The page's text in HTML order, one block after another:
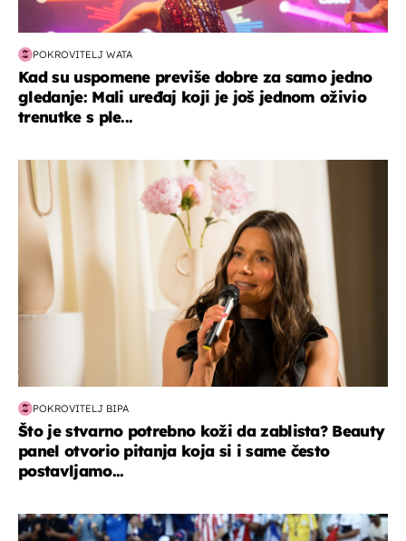
POKROVITELJ WATA
Kad su uspomene previše dobre za samo jedno
gledanje: Mali uređaj koji je još jednom oživio
trenutke s ple...
moda & ljepota
POKROVITELJ BIPA
Što je stvarno potrebno koži da zablista? Beauty
panel otvorio pitanja koja si i same često
postavljamo...
svjetsko prvenstvo 2026